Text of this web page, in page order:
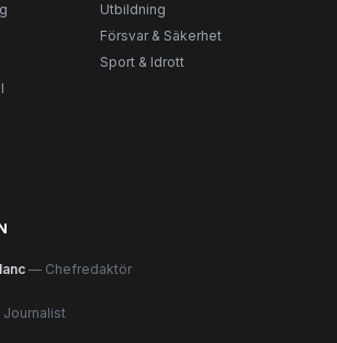
Utbildning
Försvar & Säkerhet
Sport & Idrott
— Chefredaktör